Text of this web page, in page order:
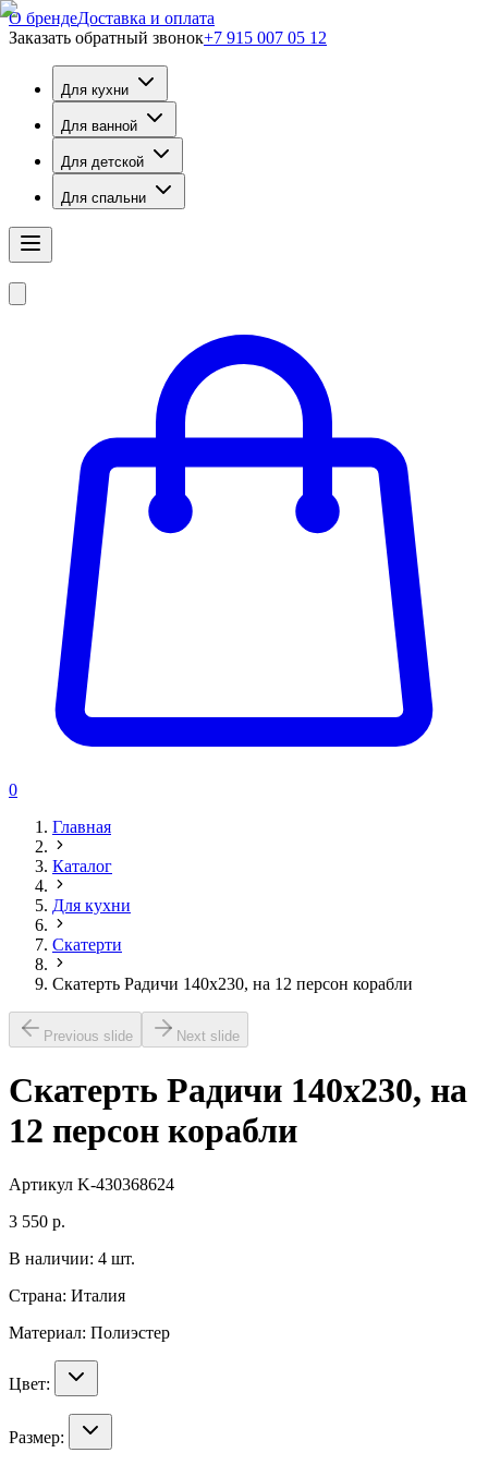
О брендеДоставка и оплата
Заказать обратный звонок+7 915 007 05 12
Для кухни
Для ванной
Для детской
Для спальни
0
Главная
Каталог
Для кухни
Скатерти
Скатерть Радичи 140х230, на 12 персон корабли
Previous slide Next slide
Скатерть Радичи 140х230, на
12 персон корабли
Артикул K-430368624
3 550 р.
В наличии: 4 шт.
Страна: Италия
Материал: Полиэстер
Цвет:
Размер: